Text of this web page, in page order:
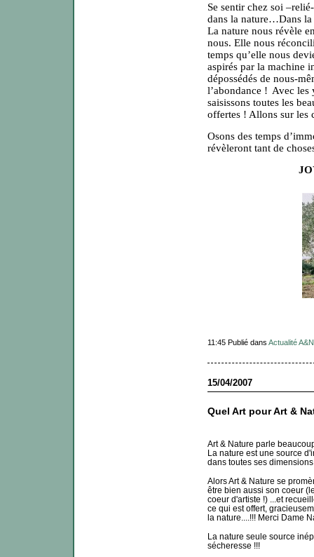
Se sentir chez soi
dans la nature…Dans la
La nature nous révèle
nous. Elle nous
temps qu’elle nous
aspirés par la machine
dépossédés de nous-
l’abondance ! Avec les
saisissons toutes les
offertes ! Allons sur les
Osons des temps
révèleront tant de
11:45 Publié dans Actualité A&N
15/04/2007
Quel Art pour Art &
Art & Nature parle
La nature est une source
dans toutes ses dimensions
Alors Art & Nature se
être bien aussi son coeur
coeur d'artiste !) ...et
ce qui est offert,
la nature....!!! Merci Dame
La nature seule source
sécheresse !!!